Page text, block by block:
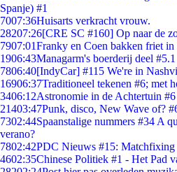
Spanje) #1
7007:36Huisarts verkracht vrouw.
28207:26[CRE SC #160] Op naar de
7907:01Franky en Coen bakken friet
1906:43Managarm's boerderij deel #5.1
7806:40[IndyCar] #115 We're in
16906:37Traditioneel tekenen #6; met
3406:12Astronomie in de Achtertuin #6
21403:47Punk, disco, New Wave of?
7302:44Spaanstalige nummers #34 A
verano?
7802:42PDC Nieuws #15: Matchfixing
4602:35Chinese Politiek #1 - Het Pad